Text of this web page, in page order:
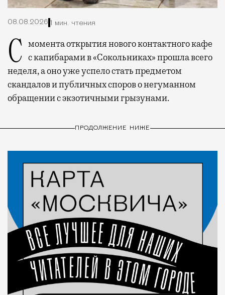
08.08.2026 1 мин. чтения
С момента открытия нового контактного кафе с капибарами в «Сокольниках» прошла всего
неделя, а оно уже успело стать предметом
скандалов и публичных споров о негуманном
обращении с экзотичными грызунами.
ПРОДОЛЖЕНИЕ НИЖЕ